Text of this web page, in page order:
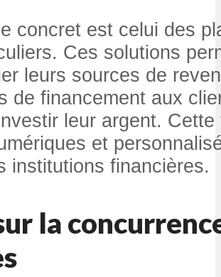
concret est celui des
Ces solutions
leurs sources de
de financement aux
leur argent.
et
institutions financières.
la